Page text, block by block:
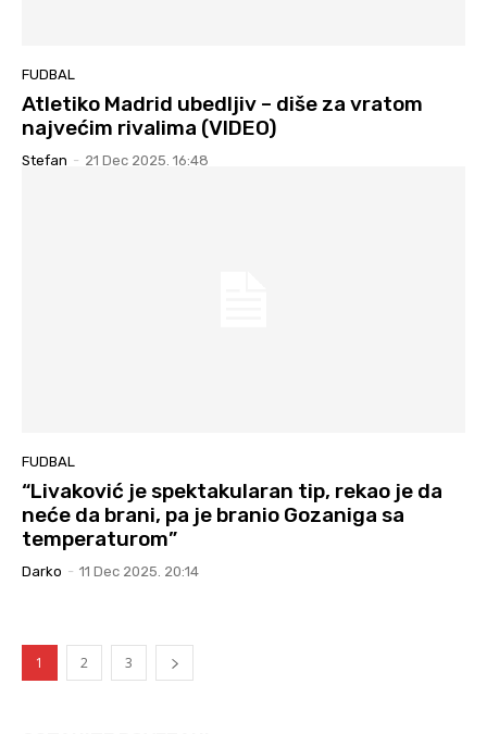
FUDBAL
Atletiko Madrid ubedljiv – diše za vratom
najvećim rivalima (VIDEO)
Stefan - 21 Dec 2025. 16:48
FUDBAL
“Livaković je spektakularan tip, rekao je da
neće da brani, pa je branio Gozaniga sa
temperaturom”
Darko - 11 Dec 2025. 20:14
1 2 3